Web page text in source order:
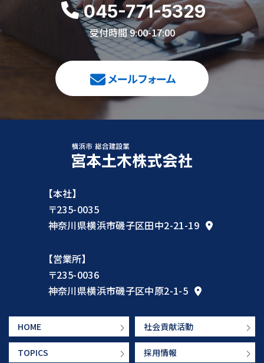
045-771-5329
受付時間 9:00-17:00
メールフォーム
【本社】
〒235-0035
神奈川県横浜市磯子区田中2-21-19
【営業所】
〒235-0036
神奈川県横浜市磯子区中原2-1-5
HOME
TOPICS
社会貢献活動
採用情報